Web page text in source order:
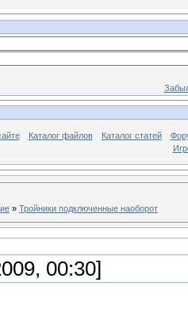
Каталог файлов Каталог статей
» Тройники подключенные наоборот
00:30]